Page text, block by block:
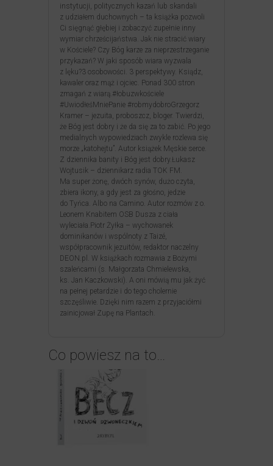
instytucji, politycznych kazań lub skandali
z udziałem duchownych – ta książka pozwoli
Ci sięgnąć głębiej i zobaczyć zupełnie inny
wymiar chrześcijaństwa. Jak nie stracić wiary
w Kościele? Czy Bóg karze za nieprzestrzeganie
przykazań? W jaki sposób wiara wyzwala
z lęku?3 osobowości. 3 perspektywy. Ksiądz,
kawaler oraz mąż i ojciec. Ponad 300 stron
zmagań z wiarą.#łobuzwkościele
#UwiodłeśMniePanie #robmydobroGrzegorz
Kramer – jezuita, proboszcz, bloger. Twierdzi,
że Bóg jest dobry i że da się za to zabić. Po jego
medialnych wypowiedziach zwykle rozlewa się
morze „katohejtu”. Autor książek Męskie serce.
Z dziennika banity i Bóg jest dobry.Łukasz
Wojtusik – dziennikarz radia TOK FM.
Ma super żonę, dwóch synów, dużo czyta,
zbiera ikony, a gdy jest za głośno, jedzie
do Tyńca. Albo na Camino. Autor rozmów z o.
Leonem Knabitem OSB Dusza z ciała
wyleciała.Piotr Żyłka – wychowanek
dominikanów i wspólnoty z Taizé,
współpracownik jezuitów, redaktor naczelny
DEON.pl. W książkach rozmawia z Bożymi
szaleńcami (s. Małgorzata Chmielewska,
ks. Jan Kaczkowski). A oni mówią mu jak żyć
na pełnej petardzie i do tego cholernie
szczęśliwie. Dzięki nim razem z przyjaciółmi
zainicjował Zupę na Plantach.
Co powiesz na to…